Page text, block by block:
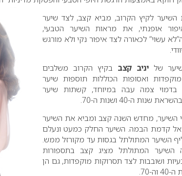
השיער לקיץ הקרוב, מביא קצב, לצד שיער
אופנתי, את מראות השיער הטבעי,
עשוי” לכאורה לצד איפור נקי ולא מורגש
שליניב קצב בקיץ הקרוב משלבים
ואסופות הכוללות תוספות שיער
בדמוי צמה עבה במיוחד, קשתות שיער
שנות ה-40 ושנות ה-70.
השיער, מחדש השנה קצב ומביא את השיער
קדמת הבמה. השיער החלק כמעט ונעלם
השיער המתולתל בגסות עד מקורזל ממש.
המתולתל מציג קצב בתספורות
ושובבות לצד תסרוקות מוקפדות, גם הן
70.